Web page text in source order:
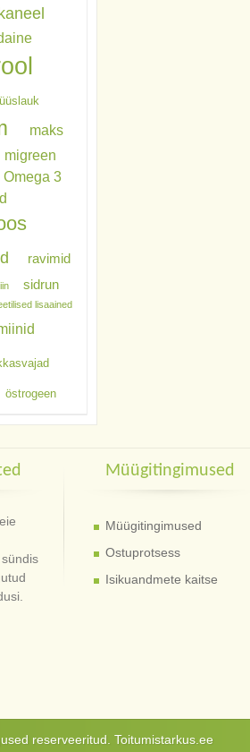
kaneel
maks
migreen
Omega 3
ravimid
sidrun
lisaained
östrogeen
Müügitingimused
Müügitingimused
Ostuprotsess
Isikuandmete kaitse
reserveeritud. Toitumistarkus.ee